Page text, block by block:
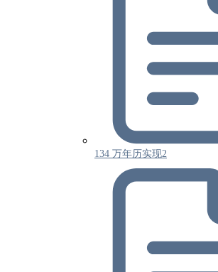
134 万年历实现2